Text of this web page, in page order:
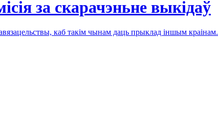
за скарачэньне выкідаў
каб такім чынам даць прыклад іншым краінам.